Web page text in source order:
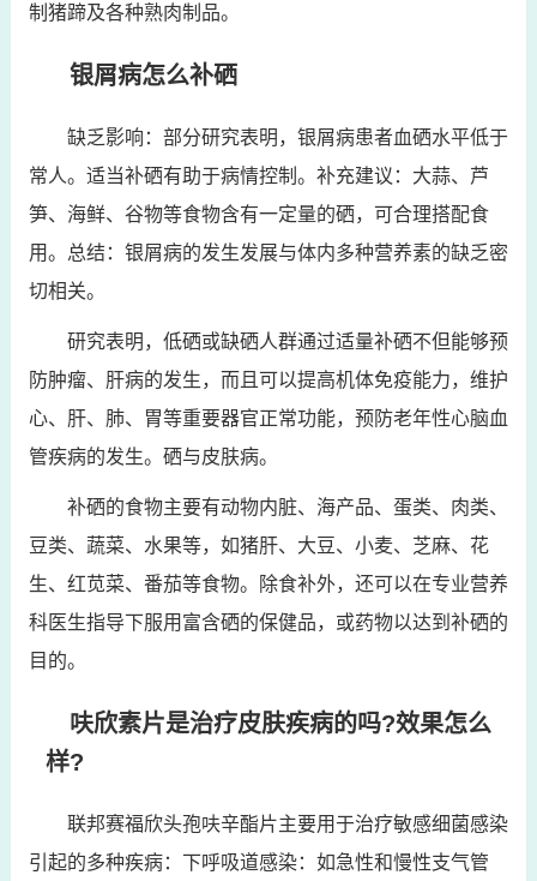
制猪蹄及各种熟肉制品。
银屑病怎么补硒
缺乏影响：部分研究表明，银屑病患者血硒水平低于
常人。适当补硒有助于病情控制。补充建议：大蒜、芦
笋、海鲜、谷物等食物含有一定量的硒，可合理搭配食
用。总结：银屑病的发生发展与体内多种营养素的缺乏密
切相关。
研究表明，低硒或缺硒人群通过适量补硒不但能够预
防肿瘤、肝病的发生，而且可以提高机体免疫能力，维护
心、肝、肺、胃等重要器官正常功能，预防老年性心脑血
管疾病的发生。硒与皮肤病。
补硒的食物主要有动物内脏、海产品、蛋类、肉类、
豆类、蔬菜、水果等，如猪肝、大豆、小麦、芝麻、花
生、红苋菜、番茄等食物。除食补外，还可以在专业营养
科医生指导下服用富含硒的保健品，或药物以达到补硒的
目的。
呋欣素片是治疗皮肤疾病的吗?效果怎么
样?
联邦赛福欣头孢呋辛酯片主要用于治疗敏感细菌感染
引起的多种疾病：下呼吸道感染：如急性和慢性支气管